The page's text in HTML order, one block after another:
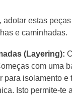
adotar estas
e caminhadas.
(Layering):
com uma
para isolamento e
Isto permite-te